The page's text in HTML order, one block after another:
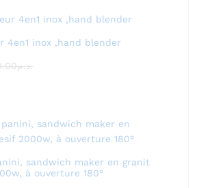
4en1 inox ,hand blender
د.م.
sandwich maker en granit
à ouverture 180°